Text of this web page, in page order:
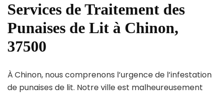
Services de Traitement des
Punaises de Lit à Chinon,
37500
À Chinon, nous comprenons l’urgence de l’infestation
de punaises de lit. Notre ville est malheureusement